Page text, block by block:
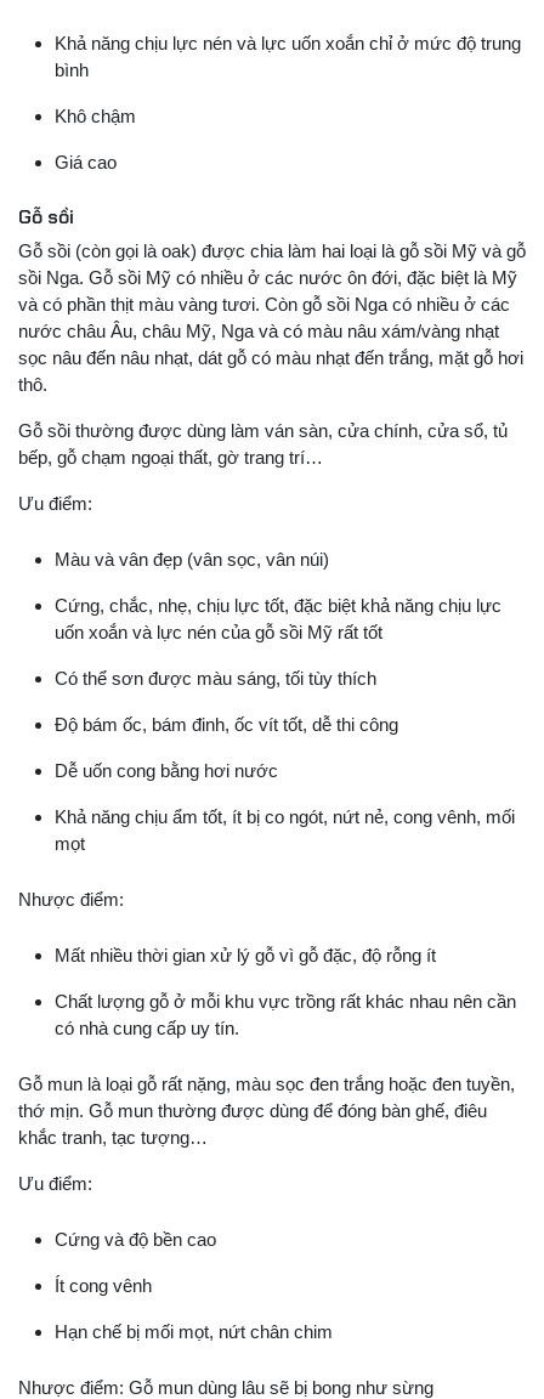
Khả năng chịu lực nén và lực uốn xoắn chỉ ở mức độ trung
bình
Khô chậm
Giá cao
Gỗ sồi
Gỗ sồi (còn gọi là oak) được chia làm hai loại là gỗ sồi Mỹ và gỗ
sồi Nga. Gỗ sồi Mỹ có nhiều ở các nước ôn đới, đặc biệt là Mỹ
và có phần thịt màu vàng tươi. Còn gỗ sồi Nga có nhiều ở các
nước châu Âu, châu Mỹ, Nga và có màu nâu xám/vàng nhạt
sọc nâu đến nâu nhạt, dát gỗ có màu nhạt đến trắng, mặt gỗ hơi
thô.
Gỗ sồi thường được dùng làm ván sàn, cửa chính, cửa sổ, tủ
bếp, gỗ chạm ngoại thất, gờ trang trí…
Ưu điểm:
Màu và vân đẹp (vân sọc, vân núi)
Cứng, chắc, nhẹ, chịu lực tốt, đặc biệt khả năng chịu lực
uốn xoắn và lực nén của gỗ sồi Mỹ rất tốt
Có thể sơn được màu sáng, tối tùy thích
Độ bám ốc, bám đinh, ốc vít tốt, dễ thi công
Dễ uốn cong bằng hơi nước
Khả năng chịu ẩm tốt, ít bị co ngót, nứt nẻ, cong vênh, mối
mọt
Nhược điểm:
Mất nhiều thời gian xử lý gỗ vì gỗ đặc, độ rỗng ít
Chất lượng gỗ ở mỗi khu vực trồng rất khác nhau nên cần
có nhà cung cấp uy tín.
Gỗ mun là loại gỗ rất nặng, màu sọc đen trắng hoặc đen tuyền,
thớ mịn. Gỗ mun thường được dùng để đóng bàn ghế, điêu
khắc tranh, tạc tượng…
Ưu điểm:
Cứng và độ bền cao
Ít cong vênh
Hạn chế bị mối mọt, nứt chân chim
Nhược điểm: Gỗ mun dùng lâu sẽ bị bong như sừng